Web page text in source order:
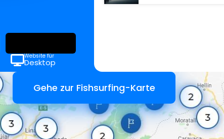
Website für
Desktop
Gehe zur Fishsurfing-Karte